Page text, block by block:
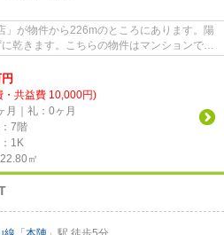
」が物件から226mのところにあります。陽
乾きます。こちらの物件はマンションで
円
・共益費 10,000円)
月｜礼：0ヶ月
7階
1K
㎡